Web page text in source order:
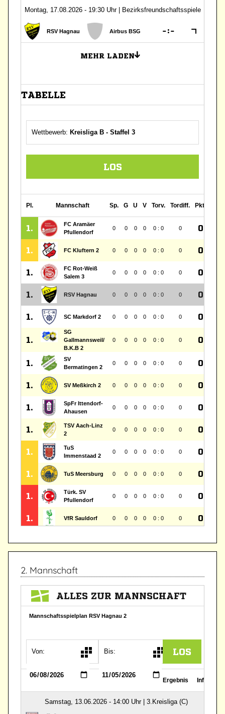
2. Mannschaft